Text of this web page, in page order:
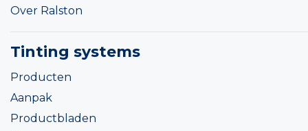
Over Ralston
Tinting systems
Producten
Aanpak
Productbladen